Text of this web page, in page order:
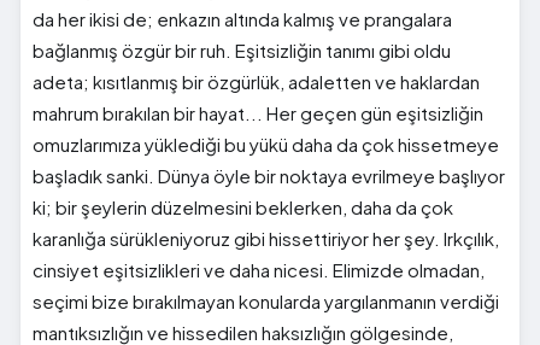
da her ikisi de; enkazın altında kalmış ve prangalara
bağlanmış özgür bir ruh. Eşitsizliğin tanımı gibi oldu
adeta; kısıtlanmış bir özgürlük, adaletten ve haklardan
mahrum bırakılan bir hayat... Her geçen gün eşitsizliğin
omuzlarımıza yüklediği bu yükü daha da çok hissetmeye
başladık sanki. Dünya öyle bir noktaya evrilmeye başlıyor
ki; bir şeylerin düzelmesini beklerken, daha da çok
karanlığa sürükleniyoruz gibi hissettiriyor her şey. Irkçılık,
cinsiyet eşitsizlikleri ve daha nicesi. Elimizde olmadan,
seçimi bize bırakılmayan konularda yargılanmanın verdiği
mantıksızlığın ve hissedilen haksızlığın gölgesinde,